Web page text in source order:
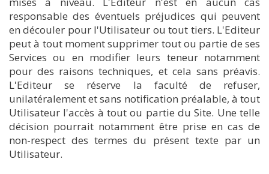
responsable des éventuels préjudices qui peuvent
en découler pour l'Utilisateur ou tout tiers. L'Editeur
peut à tout moment supprimer tout ou partie de ses
Services ou en modifier leurs teneur notamment
pour des raisons techniques, et cela sans préavis.
L'Editeur se réserve la faculté de refuser,
unilatéralement et sans notification préalable, à tout
Utilisateur l'accès à tout ou partie du Site. Une telle
décision pourrait notamment être prise en cas de
non-respect des termes du présent texte par un
Utilisateur.